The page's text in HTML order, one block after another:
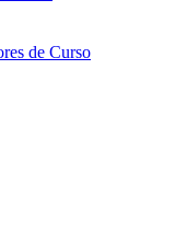
de Curso